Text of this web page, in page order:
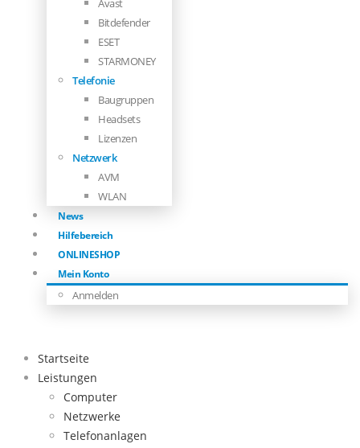
Avast
Bitdefender
ESET
STARMONEY
Telefonie
Baugruppen
Headsets
Lizenzen
Netzwerk
AVM
WLAN
News
Hilfebereich
ONLINESHOP
Mein Konto
Anmelden
Startseite
Leistungen
Computer
Netzwerke
Telefonanlagen